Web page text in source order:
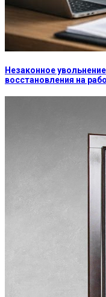
Незаконное
восстановления на